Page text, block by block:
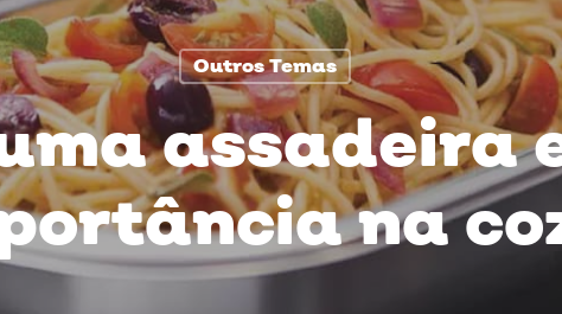
Outros Temas
assadeira
na